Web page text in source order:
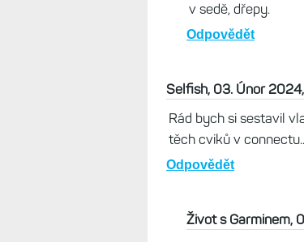
v sedě, dřepy.
Odpovědět
Selfish, 03. Únor
Rád bych si sestavil
těch cviků v
Odpovědět
Život s Garminem,